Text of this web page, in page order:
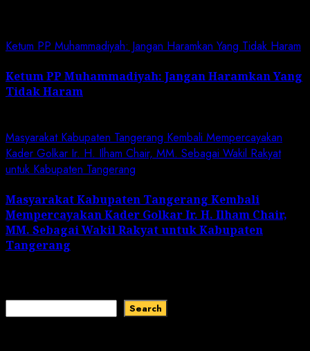
Ketum PP Muhammadiyah: Jangan Haramkan Yang Tidak Haram
Ketum PP Muhammadiyah: Jangan Haramkan Yang
Tidak Haram
Masyarakat Kabupaten Tangerang Kembali Mempercayakan
Kader Golkar Ir. H. Ilham Chair, MM. Sebagai Wakil Rakyat
untuk Kabupaten Tangerang
Masyarakat Kabupaten Tangerang Kembali
Mempercayakan Kader Golkar Ir. H. Ilham Chair,
MM. Sebagai Wakil Rakyat untuk Kabupaten
Tangerang
Search